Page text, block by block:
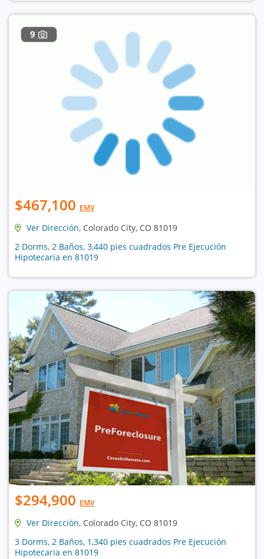
9
$467,100 EMV
Ver Dirección, Colorado City, CO 81019
2 Dorms, 2 Baños, 3,440 pies cuadrados Pre Ejecución
Hipotecaria en 81019
$294,900 EMV
Ver Dirección, Colorado City, CO 81019
3 Dorms, 2 Baños, 1,340 pies cuadrados Pre Ejecución
Hipotecaria en 81019